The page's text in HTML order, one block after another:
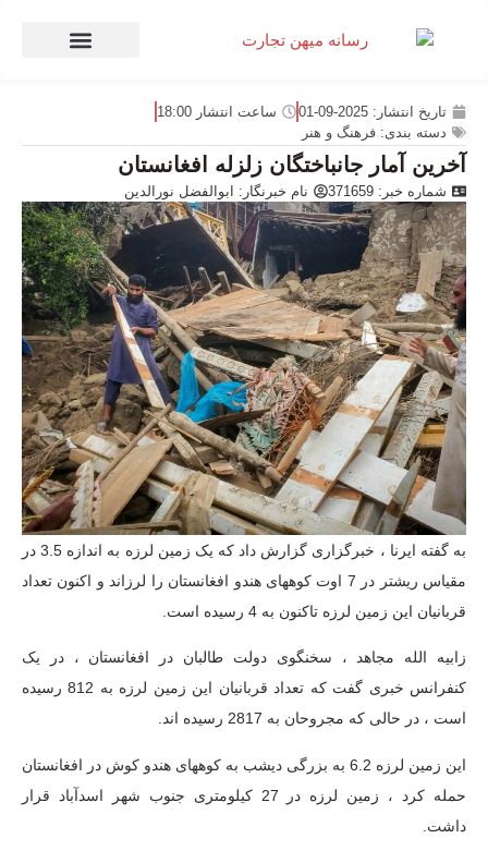
تاریخ انتشار: 2025-09-01 ساعت انتشار 18:00
دسته بندی: فرهنگ و هنر
آخرین آمار جانباختگان زلزله افغانستان
شماره خبر: 371659 نام خبرنگار: ابوالفضل نورالدین
به گفته ایرنا ، خبرگزاری گزارش داد که یک زمین لرزه به اندازه 3.5 در
مقیاس ریشتر در 7 اوت کوههای هندو افغانستان را لرزاند و اکنون تعداد
قربانیان این زمین لرزه تاکنون به 4 رسیده است.
زابیه الله مجاهد ، سخنگوی دولت طالبان در افغانستان ، در یک
کنفرانس خبری گفت که تعداد قربانیان این زمین لرزه به 812 رسیده
است ، در حالی که مجروحان به 2817 رسیده اند.
این زمین لرزه 6.2 به بزرگی دیشب به کوههای هندو کوش در افغانستان
حمله کرد ، زمین لرزه در 27 کیلومتری جنوب شهر اسدآباد قرار
داشت.